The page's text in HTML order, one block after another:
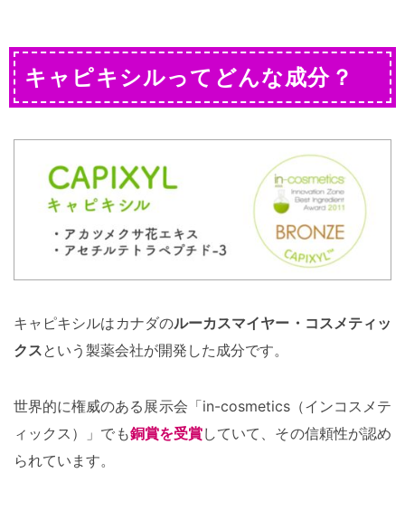
キャピキシルってどんな成分？
キャピキシルはカナダのルーカスマイヤー・コスメティッ
クスという製薬会社が開発した成分です。
世界的に権威のある展示会「in-cosmetics（インコスメテ
ィックス）」でも銅賞を受賞していて、その信頼性が認め
られています。